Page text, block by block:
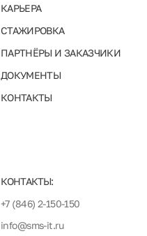
КАРЬЕРА
СТАЖИРОВКА
ПАРТНЁРЫ И ЗАКАЗЧИКИ
ДОКУМЕНТЫ
КОНТАКТЫ
КОНТАКТЫ:
+7 (846) 2-150-150
info@sms-it.ru